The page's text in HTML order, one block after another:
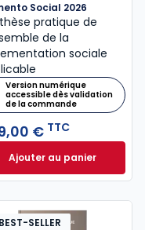
limitée à 22,00 € TTC
Social 2026
pratique de
de la
sociale
Version numérique
accessible dès validation
de la commande
€ TTC
Ajouter au panier
Mémento Social
BEST-SELLER